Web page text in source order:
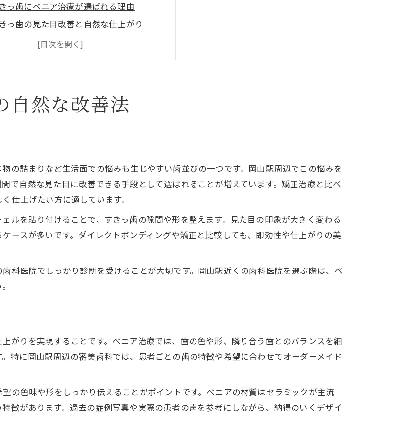
っ歯にベニア治療が選ばれる理由
っ歯の見た目改善と自然な仕上がり
ミネートベニアで短期間すきっ歯解消
っ歯をベニアで美しく仕上げるコツ
治療に悩む方必見のベニア活用術
っ歯をベニアで治す最新アプローチ
っ歯治療で失敗しない選択基準
レクトボンディングとベニアの違い
辺で後悔しないベニア選びのコツ
っ歯に最適なベニア治療先の見極め方
ネートベニア治療で重視すべき条件
っ歯治療のカウンセリング活用法
ア治療の相談時に確認したいこと
アで叶うすきっ歯の即効型治療法
っ歯治療の流れと治療期間の目安
っ歯の見た目改善のための治療選択
療の後悔を防ぐためのポイント解説
自然な改善法
の詰まりなど生活面での悩みも生じやすい歯並びの一つです。岡山駅周辺でこの悩みを
で自然な見た目に改善できる手段として選ばれることが増えています。矯正治療と比べ
仕上げたい方に適しています。
ルを貼り付けることで、すきっ歯の隙間や形を整えます。見た目の印象が大きく変わる
ースが多いです。ダイレクトボンディングや矯正と比較しても、即効性や仕上がりの美
科医院でしっかり診断を受けることが大切です。岡山駅近くの歯科医院を選ぶ際は、ベ
がりを実現することです。ベニア治療では、歯の色や形、隣り合う歯とのバランスを細
特に岡山駅周辺の審美歯科では、患者ごとの歯の特徴や希望に合わせてオーダーメイド
の色味や形をしっかり伝えることがポイントです。ベニアの材質はセラミックが主流
徴があります。過去の症例写真や実際の患者の声を参考にしながら、納得のいくデザイ